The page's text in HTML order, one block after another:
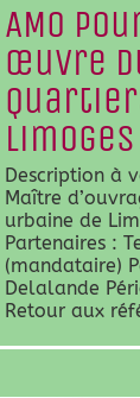
AMO
œuvre
Limoges
Description à
Maître
urbaine de
Partenaires :
(mandataire)
Delalande
Retour aux